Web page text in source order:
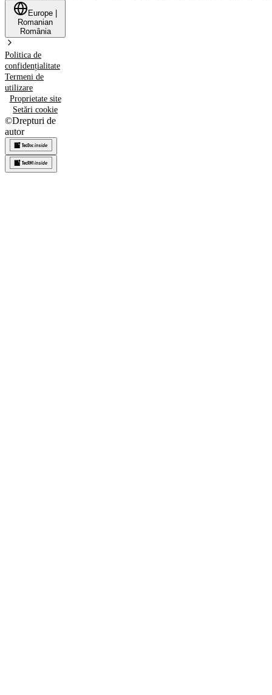
Europe
Romanian
România
Politica de
confidențialitate
Termeni de
utilizare
Proprietate site
Setări cookie
©Drepturi de
autor